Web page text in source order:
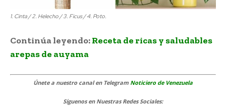
1. Cinta / 2. Helecho / 3. Ficus / 4. Poto.
Continúa leyendo:Receta de ricas y saludables
arepas de auyama
Únete a nuestro canal en Telegram Noticiero de Venezuela
Síguenosen Nuestras Redes Sociales: